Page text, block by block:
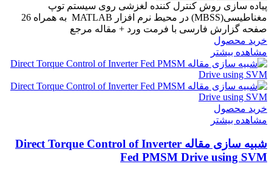
پیاده سازی روش کنترل کننده لغزشی روی سیستم توپ
مغناطیسی(MBSS) در محیط نرم افزار MATLAB به همراه 26
صفحه گزارش فارسی با فرمت ورد + مقاله مرجع
خرید محصول
مشاهده بیشتر
خرید محصول
مشاهده بیشتر
شبیه سازی مقاله Direct Torque Control of Inverter
Fed PMSM Drive using SVM